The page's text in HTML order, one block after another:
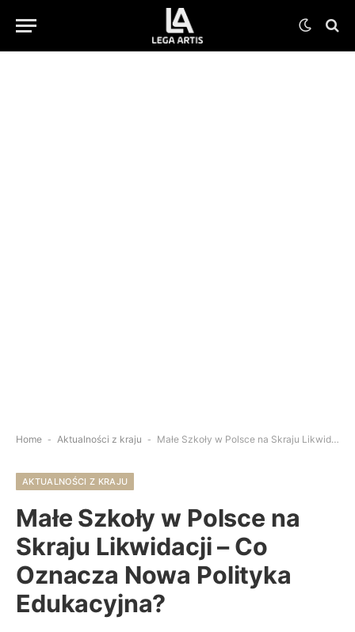
Home - Aktualności z kraju - Małe Szkoły w Polsce na Skraju Likwidacji – Co Oznacza Nowa Polityka Edukacyjna?
AKTUALNOŚCI Z KRAJU
Małe Szkoły w Polsce na
Skraju Likwidacji – Co
Oznacza Nowa Polityka
Edukacyjna?